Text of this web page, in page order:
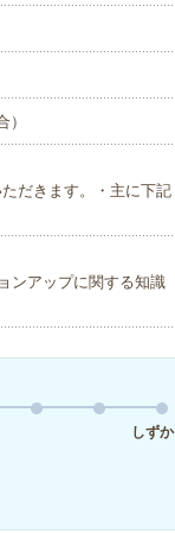
だきます。・主に下記
ンアップに関する知識
しずか